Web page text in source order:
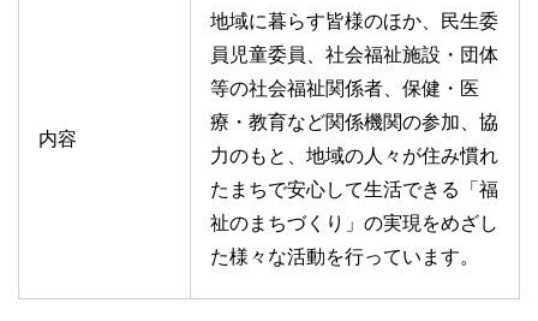
内容
地域に暮らす皆様のほか、民生委
員児童委員、社会福祉施設・団体
等の社会福祉関係者、保健・医
療・教育など関係機関の参加、協
力のもと、地域の人々が住み慣れ
たまちで安心して生活できる「福
祉のまちづくり」の実現をめざし
た様々な活動を行っています。